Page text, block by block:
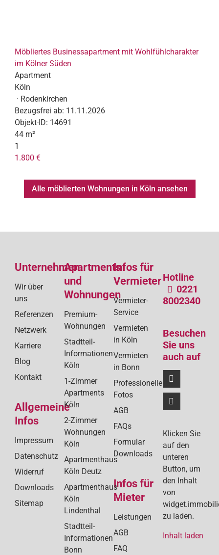
Möbliertes Businessapartment mit Wohlfühlcharakter
im Kölner Süden
Apartment
Köln
· Rodenkirchen
Bezugsfrei ab: 11.11.2026
Objekt-ID: 14691
44 m²
1
1.800 €
Alle möblierten Wohnungen in Köln ansehen
Unternehmen
Wir über
uns
Referenzen
Netzwerk
Karriere
Blog
Kontakt
Allgemeine
Infos
Impressum
Datenschutz
Widerruf
Downloads
Sitemap
Apartments
und
Wohnungen
Premium-
Wohnungen
Stadtteil-
Informationen
Köln
1-Zimmer
Apartments
Köln
2-Zimmer
Wohnungen
Köln
Apartmenthaus
Köln Deutz
Apartmenthaus
Köln
Lindenthal
Stadtteil-
Informationen
Bonn
Infos für
Vermieter
Vermieter-
Service
Vermieten
in Köln
Vermieten
in Bonn
Professionelle
Fotos
AGB
FAQs
Formular
Downloads
Infos für
Mieter
Leistungen
AGB
FAQ
Hotline
0221
8002340
Besuchen
Sie uns
auch auf
Klicken Sie
auf den
unteren
Button, um
den Inhalt
von
zu laden.
Inhalt laden